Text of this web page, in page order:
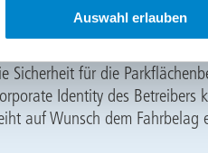
Auswahl erlauben
optional. Die Nutzschicht
Sicherheit für die
Identity des Betreibers
auf Wunsch dem